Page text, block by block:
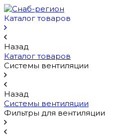
Каталог товаров
Назад
Каталог товаров
Системы вентиляции
Назад
Системы вентиляции
Фильтры для вентиляции